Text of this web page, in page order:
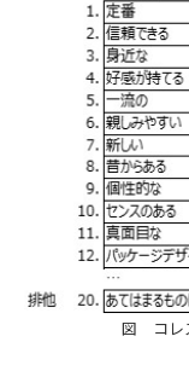
図 コレ